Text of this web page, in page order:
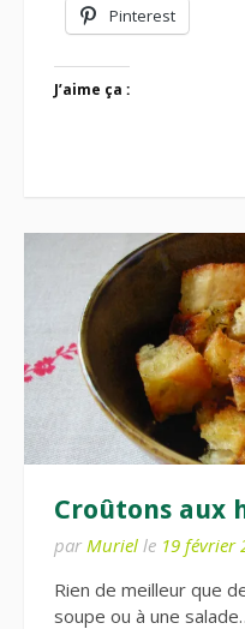
Pinterest
J’aime ça :
Croûtons aux
par Muriel le 19 février
Rien de meilleur que
soupe ou à une